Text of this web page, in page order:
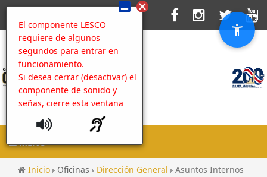
El componente LESCO
requiere de algunos
segundos para entrar en
funcionamiento.
Si desea cerrar (desactivar) el
componente de sonido y
señas, cierre esta ventana
MENU
Inicio Oficinas Dirección General Asuntos Internos